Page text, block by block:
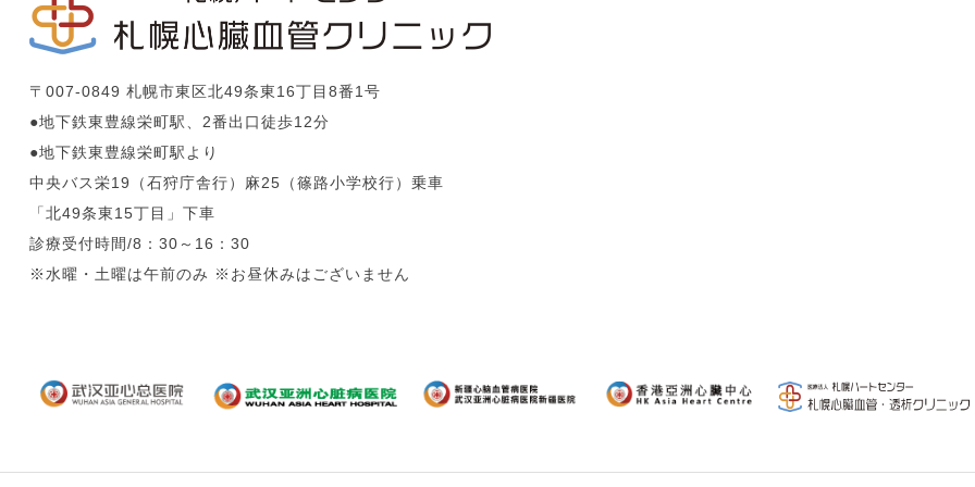
〒007-0849 札幌市東区北49条東16丁目8番1号
●地下鉄東豊線栄町駅、2番出口徒歩12分
●地下鉄東豊線栄町駅より
中央バス栄19（石狩庁舎行）麻25（篠路小学校行）乗車
「北49条東15丁目」下車
診療受付時間/8：30～16：30
※水曜・土曜は午前のみ ※お昼休みはございません